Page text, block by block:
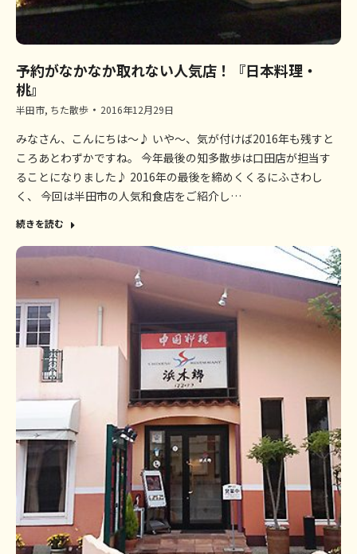
予約がなかなか取れない人気店！『日本料理・
桃』
半田市, ちた散歩 2016年12月29日
みなさん、こんにちは～♪ いや～、気が付けば2016年も残すと
ころあとわずかですね。 今年最後の知多散歩は口田店が担当す
ることになりました♪ 2016年の最後を締めくくるにふさわし
く、 今回は半田市の人気和食店をご紹介し…
続きを読む